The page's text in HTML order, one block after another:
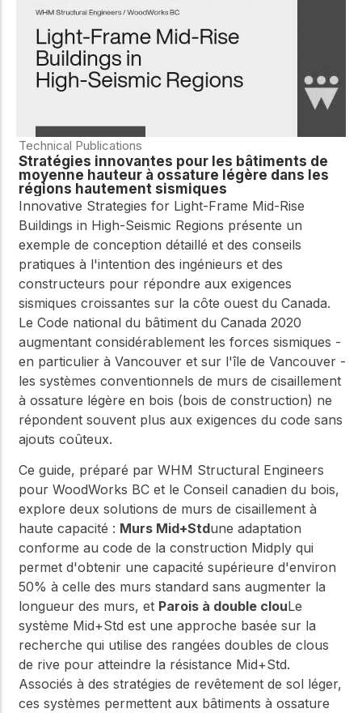
Technical Publications
Stratégies innovantes pour les bâtiments de
moyenne hauteur à ossature légère dans les
régions hautement sismiques
Innovative Strategies for Light-Frame Mid-Rise
Buildings in High-Seismic Regions présente un
exemple de conception détaillé et des conseils
pratiques à l'intention des ingénieurs et des
constructeurs pour répondre aux exigences
sismiques croissantes sur la côte ouest du Canada.
Le Code national du bâtiment du Canada 2020
augmentant considérablement les forces sismiques -
en particulier à Vancouver et sur l'île de Vancouver -
les systèmes conventionnels de murs de cisaillement
à ossature légère en bois (bois de construction) ne
répondent souvent plus aux exigences du code sans
ajouts coûteux.
Ce guide, préparé par WHM Structural Engineers
pour WoodWorks BC et le Conseil canadien du bois,
explore deux solutions de murs de cisaillement à
haute capacité : Murs Mid+Stdune adaptation
conforme au code de la construction Midply qui
permet d'obtenir une capacité supérieure d'environ
50% à celle des murs standard sans augmenter la
longueur des murs, et Parois à double clouLe
système Mid+Std est une approche basée sur la
recherche qui utilise des rangées doubles de clous
de rive pour atteindre la résistance Mid+Std.
Associés à des stratégies de revêtement de sol léger,
ces systèmes permettent aux bâtiments à ossature